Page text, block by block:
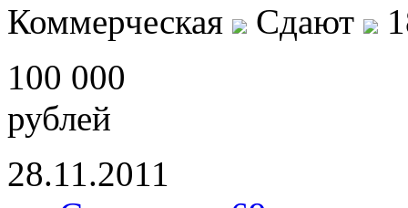
Коммерческая
Сдают
100 000
рублей
28.11.2011